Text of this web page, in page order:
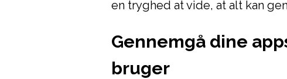
en tryghed at vide, at alt kan
Gennemgå dine
bruger